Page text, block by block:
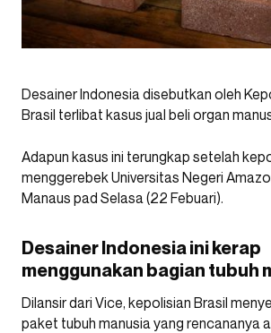
Desainer Indonesia disebutkan oleh
Brasil terlibat kasus jual beli organ
Adapun kasus ini terungkap setelah
menggerebek Universitas Negeri
Manaus pad Selasa (22 Febuari).
Desainer Indonesia ini kerap
menggunakan bagian tubuh
Dilansir dari Vice, kepolisian Brasil
paket tubuh manusia yang rencananya